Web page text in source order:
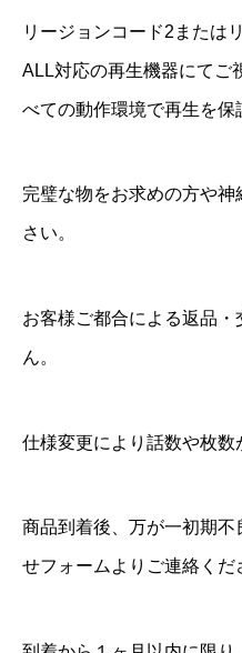
リージョンコード2または
ALL対応の再生機器にてご
べての動作環境で再生を保
完璧な物をお求めの方や
さい。
お客様ご都合による返品
ん。
仕様変更により話数や枚数
商品到着後、万が一初期
せフォームよりご連絡くだ